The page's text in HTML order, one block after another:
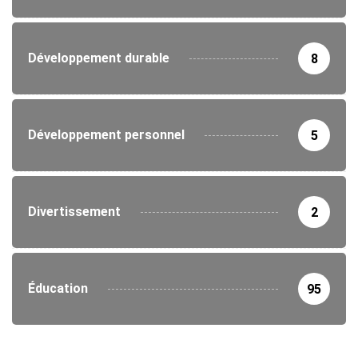
Développement durable 8
Développement personnel 5
Divertissement 2
Éducation 95